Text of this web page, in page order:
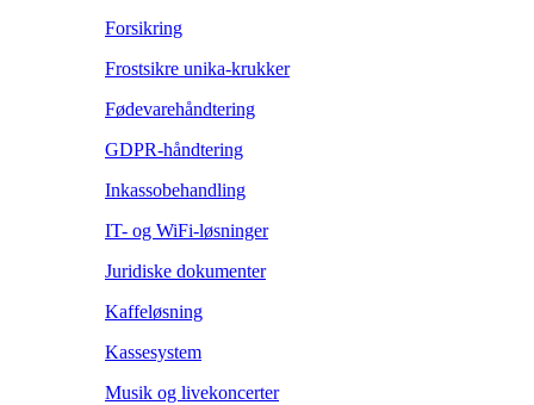
Forsikring
Frostsikre unika-krukker
Fødevarehåndtering
GDPR-håndtering
Inkassobehandling
IT- og WiFi-løsninger
Juridiske dokumenter
Kaffeløsning
Kassesystem
Musik og livekoncerter